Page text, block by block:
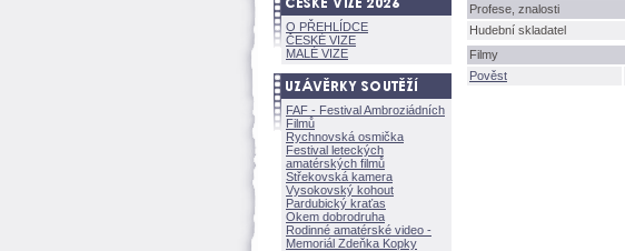
O PŘEHLÍDCE
ČESKÉ VIZE
MALÉ VIZE
FAF - Festival Ambroziádních
Filmů
Rychnovská osmička
Festival leteckých
amatérských filmů
Střekovská kamera
Vysokovský kohout
Pardubický kraťas
Okem dobrodruha
Rodinné amatérské video -
Memoriál Zdeňka Kopky
Profese, znalosti
Hudební skladatel
Filmy
Pověst